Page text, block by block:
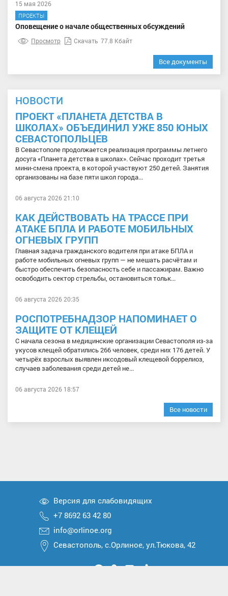
15 мая 2026
ПРОЕКТЫ
Оповещение о начале общественных обсуждений
Просмотр Скачать 77.8 Кбайт
Все документы
НОВОСТИ
ПРОЕКТ «ПЛАНЕТА ДЕТСТВА В
ШКОЛАХ» ОБЪЕДИНИЛ УЖЕ 850 ЮНЫХ
СЕВАСТОПОЛЬЦЕВ
В Севастополе продолжается реализация программы летнего
досуга «Планета детства в школах». Сейчас проходит третья
мини-смена проекта, в которой участвуют 250 детей. Занятия
организованы на базе пяти школ города...
06 августа 2026 21:10
КАК ДЕЙСТВОВАТЬ НА ТРАССЕ ПРИ
АТАКЕ БПЛА И РАБОТЕ МОБИЛЬНЫХ
ОГНЕВЫХ ГРУПП
Главная задача гражданского водителя при атаке БПЛА и
работе мобильных огневых групп — не мешать расчётам и
быстро обеспечить безопасность себе и пассажирам. Важно
освободить сектор стрельбы, остановиться тольк...
06 августа 2026 20:35
РОСПОТРЕБНАДЗОР НАПОМИНАЕТ О
ЗАЩИТЕ ОТ КЛЕЩЕЙ
С начала сезона в медицинские организации Севастополя из-за
укусов клещей обратились 266 человек, среди них 176 детей. У
четырёх взрослых выявлен иксодовый клещевой боррелиоз,
случаев заболевания среди детей не...
06 августа 2026 18:57
Все новости
Версия для слабовидящих
+7 8692 63 42 80
info@orlinoe.org
Севастополь, с.Орлиное, ул.Тюкова, 42
МыМыМыМыМы